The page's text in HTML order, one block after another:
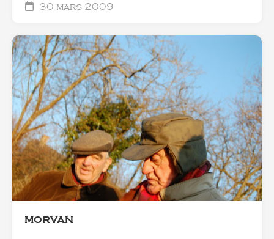
30 mars 2009
MORVAN